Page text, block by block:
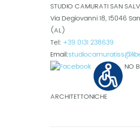
STUDIO CAMURATI SAN
Via Degiovanni 18, 15046
(AL)
Tel: +39 0131 238639
Email:
NO
ARCHITETTONICHE